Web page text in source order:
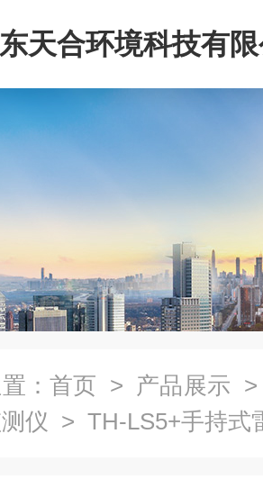
天合环境科技有
： 首页 > 产品展示
仪 > TH-LS5+手持式